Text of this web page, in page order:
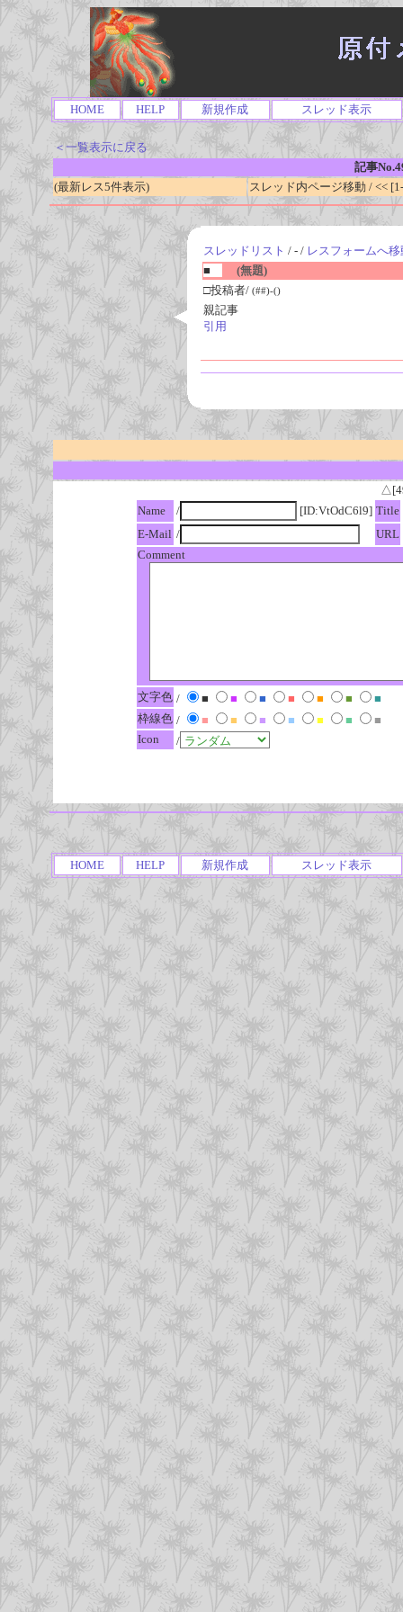
HOME HELP 新規作成 スレッド表示
＜一覧表示に戻る
記事
(最新レス5件表示)
スレッド内ページ移動 / <<
スレッドリスト / - / レスフォームへ移
■
(無題)
□投稿者/ (##)-()
親記事
引用
Name
/ [ID:VtOdC6l9] Title
E-Mail /
URL
Comment
文字色 / ■ ■ ■ ■ ■ ■
■
枠線色 / ■ ■ ■ ■ ■ ■
■
Icon
/
HOME HELP 新規作成 スレッド表示